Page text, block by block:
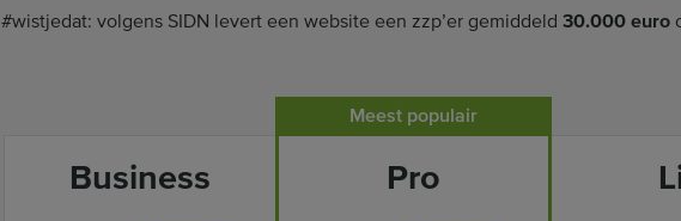
#wistjedat: volgens SIDN levert een website een zzp’er gemiddeld 30.000 euro
Meest populair
Business Pro